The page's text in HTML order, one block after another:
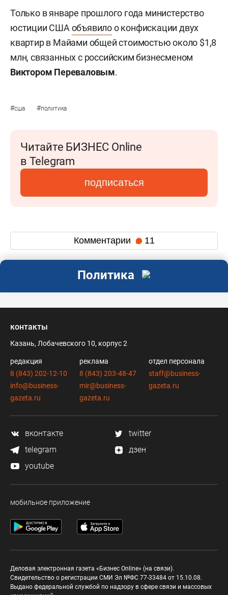
Только в январе прошлого года министерство
юстиции США объявилоо конфискации двух
квартир в Майами общей стоимостью около $1,8
млн, связанных с российским бизнесменом
Виктором Переваловым.
#сша #политика
Читайте БИЗНЕС Online
в Telegram
подписаться
Комментарии 11
Политика
контакты
Казань, Лобачевского 10, корпус 2
редакция
8 (843) 202-12-10
info@business-
gazeta.ru
реклама
8 (843) 203-48-47
mir@business-
gazeta.ru
отдел персонала
staff@business-
gazeta.ru
вконтакте
twitter
telegram
дзен
youtube
мобильное приложение
Деловая электронная газета «Бизнес Online» (на связи).
Свидетельство о регистрации СМИ Эл №ФС 77-33484 от 15.10.08.
Выдано федеральной службой по надзору в сфере связи и массовых